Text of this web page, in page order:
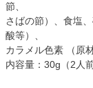
節、
さばの節）、食塩
酸等）、
カラメル色素 （原
内容量：30g（2人